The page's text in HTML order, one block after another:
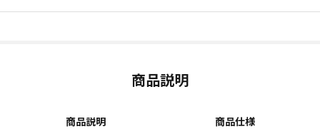
商品説明
商品説明 商品仕様